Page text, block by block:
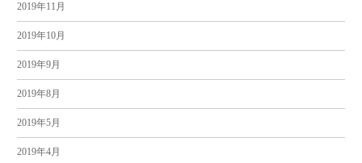
2019年11月
2019年10月
2019年9月
2019年8月
2019年5月
2019年4月